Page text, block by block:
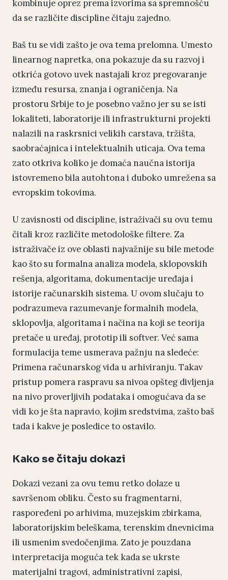
kombinuje oprez prema izvorima sa spremnošću
da se različite discipline čitaju zajedno.
Baš tu se vidi zašto je ova tema prelomna. Umesto
linearnog napretka, ona pokazuje da su razvoj i
otkrića gotovo uvek nastajali kroz pregovaranje
između resursa, znanja i ograničenja. Na
prostoru Srbije to je posebno važno jer su se isti
lokaliteti, laboratorije ili infrastrukturni projekti
nalazili na raskrsnici velikih carstava, tržišta,
saobraćajnica i intelektualnih uticaja. Ova tema
zato otkriva koliko je domaća naučna istorija
istovremeno bila autohtona i duboko umrežena sa
evropskim tokovima.
U zavisnosti od discipline, istraživači su ovu temu
čitali kroz različite metodološke filtere. Za
istraživače iz ove oblasti najvažnije su bile metode
kao što su formalna analiza modela, sklopovskih
rešenja, algoritama, dokumentacije uređaja i
istorije računarskih sistema. U ovom slučaju to
podrazumeva razumevanje formalnih modela,
sklopovlja, algoritama i načina na koji se teorija
pretače u uređaj, prototip ili softver. Već sama
formulacija teme usmerava pažnju na sledeće:
Primena računarskog vida u arhiviranju. Takav
pristup pomera raspravu sa nivoa opšteg divljenja
na nivo proverljivih podataka i omogućava da se
vidi ko je šta napravio, kojim sredstvima, zašto baš
tada i kakve je posledice to ostavilo.
Kako se čitaju dokazi
Dokazi vezani za ovu temu retko dolaze u
savršenom obliku. Često su fragmentarni,
raspoređeni po arhivima, muzejskim zbirkama,
laboratorijskim beleškama, terenskim dnevnicima
ili usmenim svedočenjima. Zato je pouzdana
interpretacija moguća tek kada se ukrste
materijalni tragovi, administrativni zapisi,